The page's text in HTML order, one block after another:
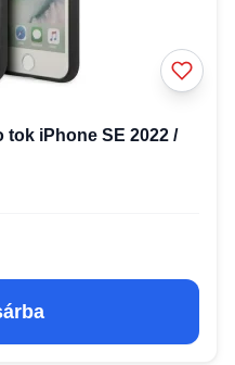
tok iPhone SE 2022 /